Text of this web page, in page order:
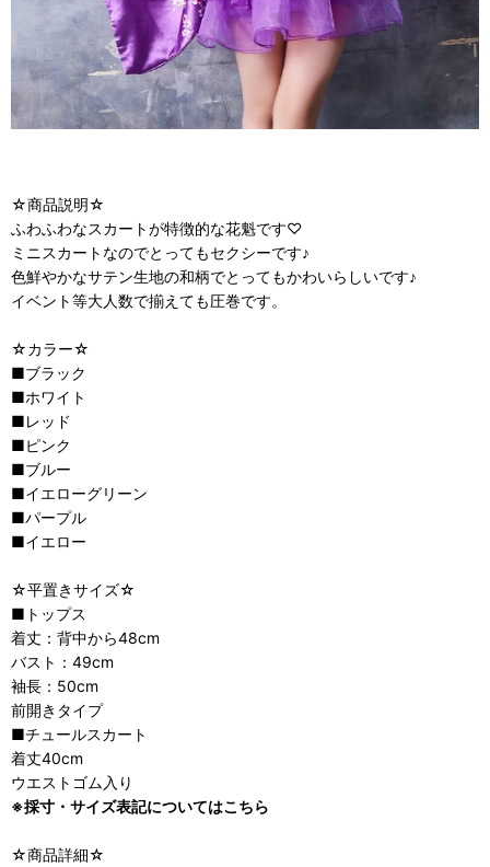
☆商品説明☆
ふわふわなスカートが特徴的な花魁です♡
ミニスカートなのでとってもセクシーです♪
色鮮やかなサテン生地の和柄でとってもかわいらしいです♪
イベント等大人数で揃えても圧巻です。
☆カラー☆
■ブラック
■ホワイト
■レッド
■ピンク
■ブルー
■イエローグリーン
■パープル
■イエロー
☆平置きサイズ☆
■トップス
着丈：背中から48cm
バスト：49cm
袖長：50cm
前開きタイプ
■チュールスカート
着丈40cm
ウエストゴム入り
※採寸・サイズ表記についてはこちら
☆商品詳細☆